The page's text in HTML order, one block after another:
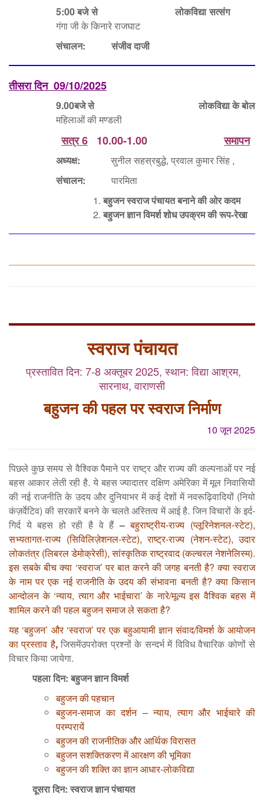
5:00 बजे से लोकविद्या सत्संग
गंगा जी के किनारे राजघाट
संचालन: संजीव दाजी
तीसरा दिन09/10/2025
9.00बजे से
लोकविद्या के बोल
महिलाओं की मण्डली
सत्र 6 10.00-1.00समापन
अध्यक्ष: सुनील सहस्रबुद्धे, प्रवाल कुमार सिंह ,
संचालन: पारमिता
बहुजन स्वराज पंचायत बनाने की ओर कदम
बहुजन ज्ञान विमर्श शोध उपक्रम की रूप-रेखा
स्वराज पंचायत
प्रस्तावित दिन: 7-8 अक्तूबर 2025, स्थान: विद्या आश्रम,
सारनाथ, वाराणसी
बहुजन की पहल पर स्वराज निर्माण
10 जून 2025
पिछले कुछ समय से वैश्विक पैमाने पर राष्ट्र और राज्य की कल्पनाओं पर नई
बहस आकार लेती रही है. ये बहस ज्यादातर दक्षिण अमेरिका में मूल निवासियों
की नई राजनीति के उदय और दुनियाभर में कई देशों में नवरूढ़िवादियों (नियो
कंज़र्वेटिव) की सरकारें बनने के चलते अस्तित्व में आई है. जिन विचारों के इर्द-
गिर्द ये बहस हो रही है वे हैं–बहुराष्ट्रीय-राज्य (प्लूरिनेशनल-स्टेट),
सभ्यतागत-राज्य (सिविलिज़ेशनल-स्टेट), राष्ट्र-राज्य (नेशन-स्टेट), उदार
लोकतंत्र (लिबरल डेमोक्रेसी), सांस्कृतिक राष्ट्रवाद (कल्चरल नेशनेलिस्म).
इस सबके बीच क्या ‘स्वराज’ पर बात करने की जगह बनती है? क्या स्वराज
के नाम पर एक नई राजनीति के उदय की संभावना बनती है? क्या किसान
आन्दोलन के ‘न्याय, त्याग और भाईचारा’ के नारे/मूल्य इस वैश्विक बहस में
शामिल करने की पहल बहुजन समाज ले सकता है?
यह ‘बहुजन’ और ‘स्वराज’ पर एक बहुआयामी ज्ञान संवाद/विमर्श के आयोजन
का प्रस्ताव है,जिसमेंउपरोक्त प्रश्नों के सन्दर्भ में विविध वैचारिक कोणों से
विचार किया जायेगा.
पहला दिन: बहुजन ज्ञान विमर्श
बहुजन की पहचान
बहुजन-समाज का दर्शन – न्याय, त्याग और भाईचारे की
परम्परायें
बहुजन की राजनीतिक और आर्थिक विरासत
बहुजन सशक्तिकरण में आरक्षण की भूमिका
बहुजन की शक्ति का ज्ञान आधार-लोकविद्या
दूसरा दिन: स्वराज ज्ञान पंचायत